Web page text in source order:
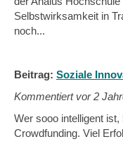
Selbstwirksamkeit in
noch...
Beitrag: Soziale
Kommentiert vor2
Wer sooo intelligent
Crowdfunding. Viel